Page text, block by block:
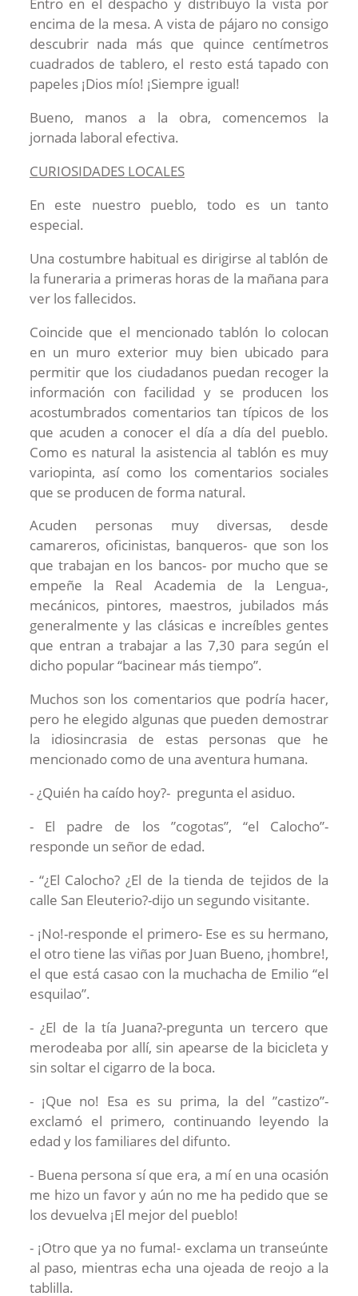
encima de la mesa. A vista de pájaro no consigo
descubrir nada más que quince centímetros
cuadrados de tablero, el resto está tapado con
papeles ¡Dios mío! ¡Siempre igual!
Bueno, manos a la obra, comencemos la
jornada laboral efectiva.
CURIOSIDADES LOCALES
En este nuestro pueblo, todo es un tanto
especial.
Una costumbre habitual es dirigirse al tablón de
la funeraria a primeras horas de la mañana para
ver los fallecidos.
Coincide que el mencionado tablón lo colocan
en un muro exterior muy bien ubicado para
permitir que los ciudadanos puedan recoger la
información con facilidad y se producen los
acostumbrados comentarios tan típicos de los
que acuden a conocer el día a día del pueblo.
Como es natural la asistencia al tablón es muy
variopinta, así como los comentarios sociales
que se producen de forma natural.
Acuden personas muy diversas, desde
camareros, oficinistas, banqueros- que son los
que trabajan en los bancos- por mucho que se
empeñe la Real Academia de la Lengua-,
mecánicos, pintores, maestros, jubilados más
generalmente y las clásicas e increíbles gentes
que entran a trabajar a las 7,30 para según el
dicho popular “bacinear más tiempo”.
Muchos son los comentarios que podría hacer,
pero he elegido algunas que pueden demostrar
la idiosincrasia de estas personas que he
mencionado como de una aventura humana.
- ¿Quién ha caído hoy?- pregunta el asiduo.
- El padre de los ”cogotas”, “el Calocho”-
responde un señor de edad.
- “¿El Calocho? ¿El de la tienda de tejidos de la
calle San Eleuterio?-dijo un segundo visitante.
- ¡No!-responde el primero- Ese es su hermano,
el otro tiene las viñas por Juan Bueno, ¡hombre!,
el que está casao con la muchacha de Emilio “el
esquilao”.
- ¿El de la tía Juana?-pregunta un tercero que
merodeaba por allí, sin apearse de la bicicleta y
sin soltar el cigarro de la boca.
- ¡Que no! Esa es su prima, la del ”castizo”-
exclamó el primero, continuando leyendo la
edad y los familiares del difunto.
- Buena persona sí que era, a mí en una ocasión
me hizo un favor y aún no me ha pedido que se
los devuelva ¡El mejor del pueblo!
- ¡Otro que ya no fuma!- exclama un transeúnte
al paso, mientras echa una ojeada de reojo a la
tablilla.